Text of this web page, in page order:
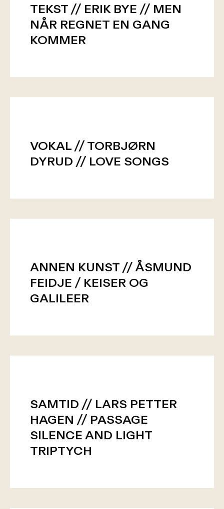
TEKST // ERIK BYE // MEN
NÅR REGNET EN GANG
KOMMER
VOKAL // TORBJØRN
DYRUD // LOVE SONGS
ANNEN KUNST // ÅSMUND
FEIDJE / KEISER OG
GALILEER
SAMTID // LARS PETTER
HAGEN // PASSAGE
SILENCE AND LIGHT
TRIPTYCH